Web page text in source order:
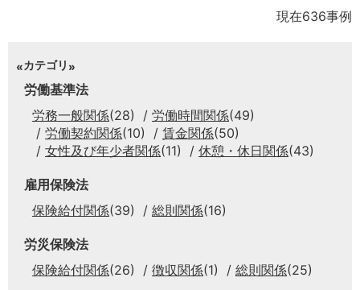
現在636事例
カテゴリ
労働基準法
労務一般関係(28) 労働時間関係(49)
労働契約関係(10) 賃金関係(50)
女性及び年少者関係(11) 休憩・休日関係(43)
雇用保険法
保険給付関係(39) 総則関係(16)
労災保険法
保険給付関係(26) 徴収関係(1) 総則関係(25)